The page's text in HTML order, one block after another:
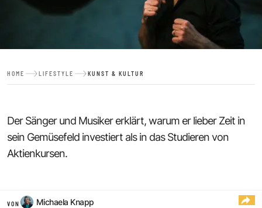
HOME LIFESTYLE KUNST & KULTUR
Der Sänger und Musiker erklärt, warum er lieber Zeit in
sein Gemüsefeld investiert als in das Studieren von
Aktienkursen.
VON Michaela Knapp